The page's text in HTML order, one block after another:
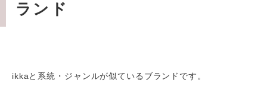
ランド
ikkaと系統・ジャンルが似ているブランドです。